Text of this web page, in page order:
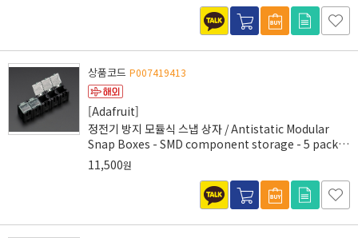
상품코드 P007419413
[Adafruit]
정전기 방지 모듈식 스냅 상자 / Antistatic Modular
Snap Boxes - SMD component storage - 5 pack -
Antistatic [430]
11,500원